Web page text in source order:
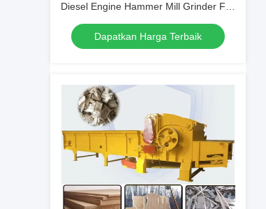
Diesel Engine Hammer Mill Grinder For
Corn
Dapatkan Harga Terbaik